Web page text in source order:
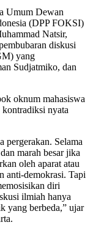
Umum Dewan
(DPP FOKSI)
Natsir,
diskusi
yang
Sudjatmiko, dan
oknum mahasiswa
kontradiksi nyata
pergerakan. Selama
marah besar jika
oleh aparat atau
anti-demokrasi. Tapi
diri
ilmiah hanya
yang berbeda,” ujar